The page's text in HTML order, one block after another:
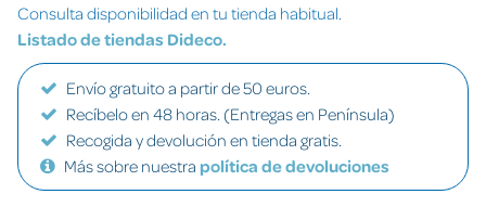
Consulta disponibilidad en tu tienda habitual.
Listado de tiendas Dideco.
Envío gratuito a partir de 50 euros.
Recíbelo en 48 horas. (Entregas en Península)
Recogida y devolución en tienda gratis.
Más sobre nuestra política de devoluciones